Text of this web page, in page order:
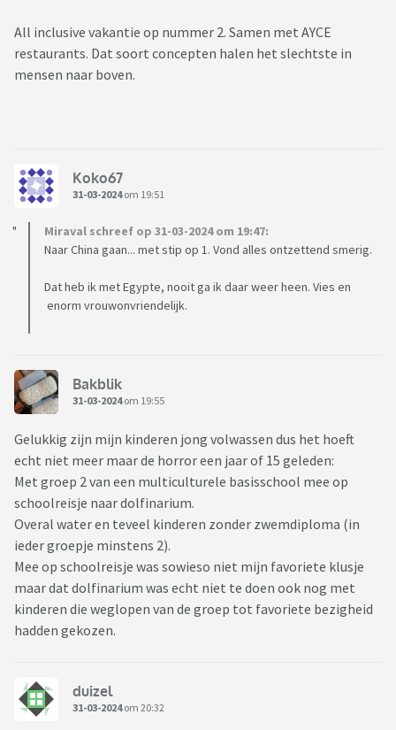
All inclusive vakantie op nummer 2. Samen met AYCE
restaurants. Dat soort concepten halen het slechtste in
mensen naar boven.
Koko67
31-03-2024om 19:51
Miraval schreef op 31-03-2024 om 19:47:
Naar China gaan... met stip op 1. Vond alles ontzettend smerig.
Dat heb ik met Egypte, nooit ga ik daar weer heen. Vies en
enorm vrouwonvriendelijk.
Bakblik
31-03-2024om 19:55
Gelukkig zijn mijn kinderen jong volwassen dus het hoeft
echt niet meer maar de horror een jaar of 15 geleden:
Met groep 2 van een multiculturele basisschool mee op
schoolreisje naar dolfinarium.
Overal water en teveel kinderen zonder zwemdiploma (in
ieder groepje minstens 2).
Mee op schoolreisje was sowieso niet mijn favoriete klusje
maar dat dolfinarium was echt niet te doen ook nog met
kinderen die weglopen van de groep tot favoriete bezigheid
hadden gekozen.
duizel
31-03-2024om 20:32